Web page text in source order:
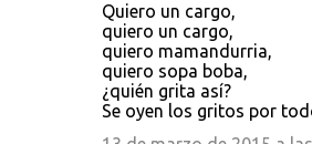
Quiero un cargo,
quiero un cargo,
quiero mamandurria,
quiero sopa boba,
¿quién grita así?
Se oyen los gritos por